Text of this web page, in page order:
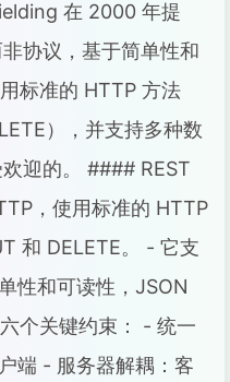
在 2000 年提
协议，基于简单性和
标准的 HTTP 方法
），并支持多种数
迎的。 #### REST
，使用标准的 HTTP
和 DELETE。 - 它支
性和可读性，JSON
个关键约束： - 统一
端 - 服务器解耦：客